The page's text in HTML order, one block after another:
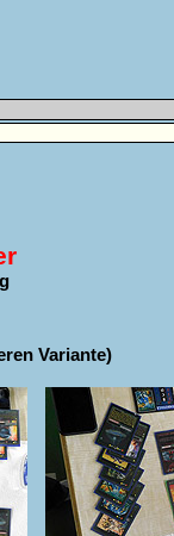
Variante)